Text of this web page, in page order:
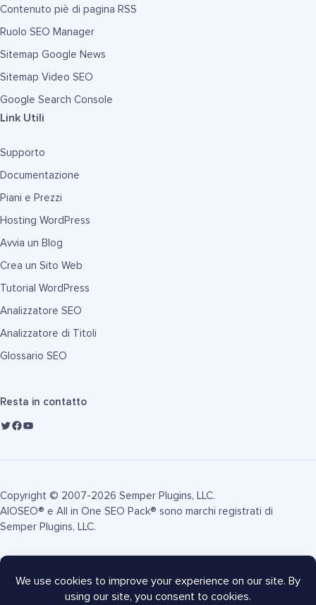
Contenuto piè di pagina RSS
Ruolo SEO Manager
Sitemap Google News
Sitemap Video SEO
Google Search Console
Link Utili
Supporto
Documentazione
Piani e Prezzi
Hosting WordPress
Avvia un Blog
Crea un Sito Web
Tutorial WordPress
Analizzatore SEO
Analizzatore di Titoli
Glossario SEO
Resta in contatto
Copyright © 2007-2026 Semper Plugins, LLC.
AIOSEO® e All in One SEO Pack® sono marchi registrati di
Semper Plugins, LLC.
Termini di Servizio
Mappa del sito
Coupon AIOSEO